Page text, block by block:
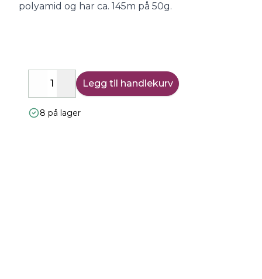
polyamid og har ca. 145m på 50g.
DecreaseIncrease
Legg til handlekurv
8 på lager